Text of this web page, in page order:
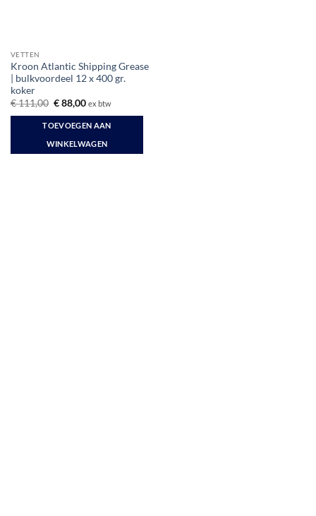
VETTEN
Kroon Atlantic Shipping Grease
| bulkvoordeel 12 x 400 gr.
koker
€111,00 Oorspronkelijke
was:
€ 111,00.
€88,00Huidige
is:
€ 88,00.
ex btw
TOEVOEGEN AAN
WINKELWAGEN